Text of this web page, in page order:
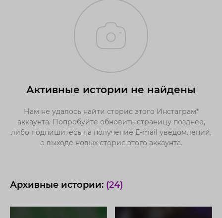
Активные истории не найдены
Нам не удалось найти сторис этого Инстаграм*
аккаунта. Попробуйте обновить страницу позднее,
либо подпишитесь на получение E-mail уведомлений,
о выходе новых сторис этого аккаунта.
Архивные истории: (24)